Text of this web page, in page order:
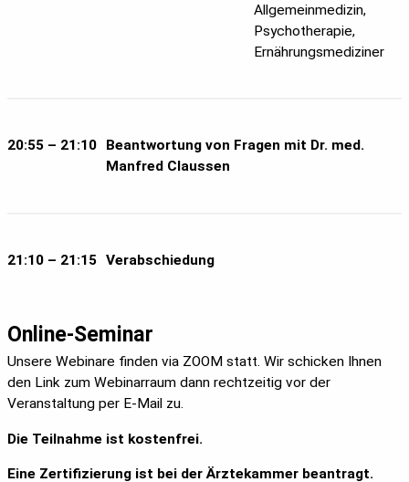
Allgemeinmedizin,
Psychotherapie,
Ernährungsmediziner
20:55 – 21:10
Beantwortung von Fragen mit Dr. med.
Manfred Claussen
21:10 – 21:15 Verabschiedung
Online-Seminar
Unsere Webinare finden via ZOOM statt. Wir schicken Ihnen
den Link zum Webinarraum dann rechtzeitig vor der
Veranstaltung per E-Mail zu.
Die Teilnahme ist kostenfrei.
Eine Zertifizierung ist bei der Ärztekammer beantragt.